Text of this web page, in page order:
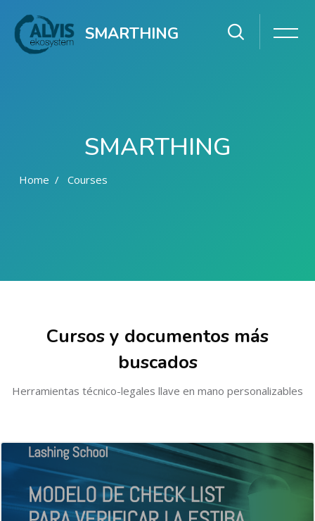
SMARTHING
SMARTHING
Home Courses
Cursos y documentos más
buscados
Herramientas técnico-legales llave en mano personalizables